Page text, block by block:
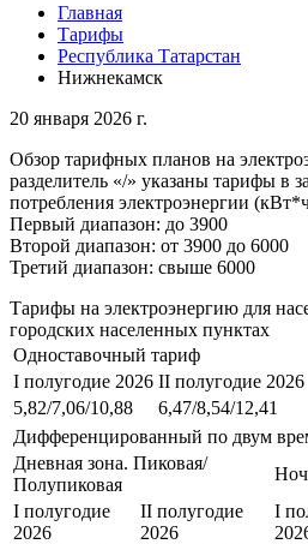
Главная
Тарифы
Республика Татарстан
Нижнекамск
20 января 2026 г.
Обзор тарифных планов на
разделитель «/» указаны тарифы в
потребления электроэнергии
Первый диапазон: до 3900
Второй диапазон: от 3900 до 6000
Третий диапазон: свыше 6000
Тарифы на электроэнергию для
городских населенных пунктах
Одноставочный тариф
I полугодие 2026 II полугодие 2026
5,82/7,06/10,88
6,47/8,54/12,41
Дифференцированный по двум
Дневная зона. Пиковая/
Полупиковая
I полугодие
2026
II полугодие
2026
I